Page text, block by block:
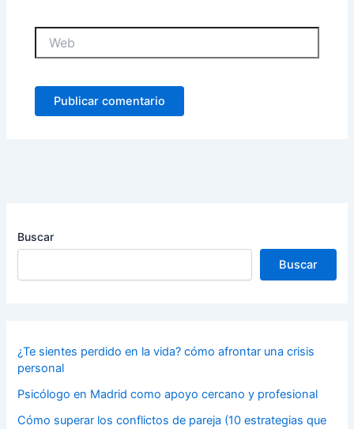
Buscar
Buscar
¿Te sientes perdido en la vida? cómo afrontar una crisis
personal
Psicólogo en Madrid como apoyo cercano y profesional
Cómo superar los conflictos de pareja (10 estrategias que